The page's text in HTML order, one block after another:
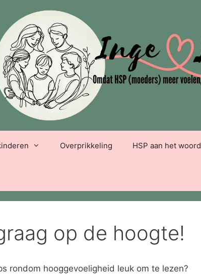
Overprikkeling HSP aan het woord
op de hoogte!
rondom hooggevoeligheid leuk om te lezen?